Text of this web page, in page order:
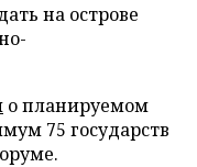
на острове
о планируемом
75 государств